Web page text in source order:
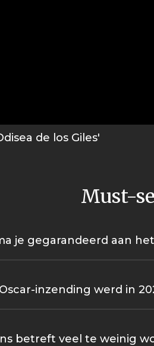
de los Giles'
Must-
je gegarandeerd aan
inzending werd in
betreft veel te weinig